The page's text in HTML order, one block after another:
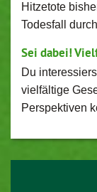
Hitzetote
Todesfall
Sei dabei!
Du
vielfältige
Perspektiven